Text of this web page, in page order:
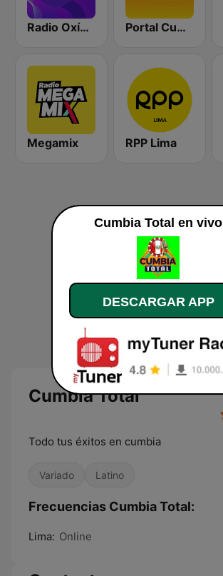
Radio Oxígeno Portal Cumbia
Megamix RPP Lima
Cumbia Total
Todo tus éxitos en cumbia
Variado Latino
Frecuencias Cumbia Total:
Lima: Online
Cumbia Total en vivo
DESCARGAR APP